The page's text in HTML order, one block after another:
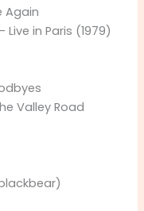
Again
in Paris (1979)
Valley Road